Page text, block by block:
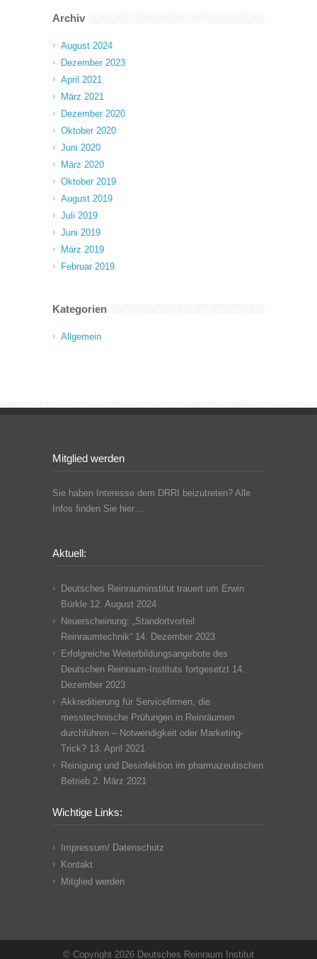
Archiv
August 2024
Dezember 2023
April 2021
März 2021
Dezember 2020
Oktober 2020
Juni 2020
März 2020
Oktober 2019
August 2019
Juli 2019
Juni 2019
März 2019
Februar 2019
Kategorien
Allgemein
Mitglied werden
Sie haben Interesse dem DRRI beizutreten? Alle
Infos finden Sie hier…
Aktuell:
Deutsches Reinrauminstitut trauert um Erwin
Bürkle 12. August 2024
Neuerscheinung: „Standortvorteil
Reinraumtechnik“ 14. Dezember 2023
Erfolgreiche Weiterbildungsangebote des
Deutschen Reinraum-Instituts fortgesetzt 14.
Dezember 2023
Akkreditierung für Servicefirmen, die
messtechnische Prüfungen in Reinräumen
durchführen – Notwendigkeit oder Marketing-
Trick? 13. April 2021
Reinigung und Desinfektion im pharmazeutischen
Betrieb 2. März 2021
Wichtige Links:
Impressum/ Datenschutz
Kontakt
Mitglied werden
© Copyright 2026 Deutsches Reinraum Institut